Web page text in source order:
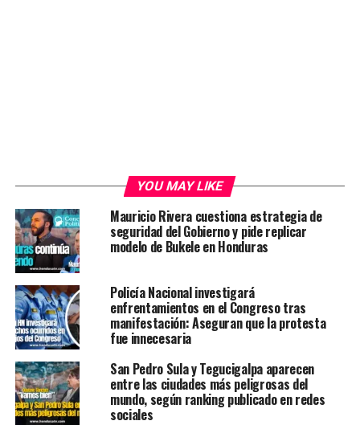
YOU MAY LIKE
Mauricio Rivera cuestiona estrategia de
seguridad del Gobierno y pide replicar
modelo de Bukele en Honduras
Policía Nacional investigará
enfrentamientos en el Congreso tras
manifestación: Aseguran que la protesta
fue innecesaria
San Pedro Sula y Tegucigalpa aparecen
entre las ciudades más peligrosas del
mundo, según ranking publicado en redes
sociales